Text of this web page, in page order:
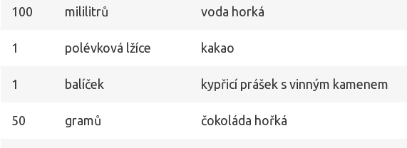
100 mililitrů voda horká
1 polévková lžíce kakao
1 balíček kypřicí prášek s vinným kamenem
50 gramů čokoláda hořká